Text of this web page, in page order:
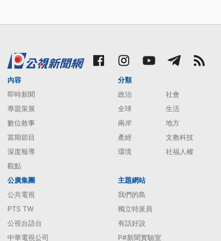
內容
即時新聞
專題策展
數位敘事
當期節目
深度報導
觀點
分類
政治
社會
全球
生活
兩岸
地方
產經
文教科技
環境
社福人權
公廣集團
公共電視
PTS TW
公視台語台
中華電視公司
主題網站
我們的島
獨立特派員
有話好說
P#新聞實驗室